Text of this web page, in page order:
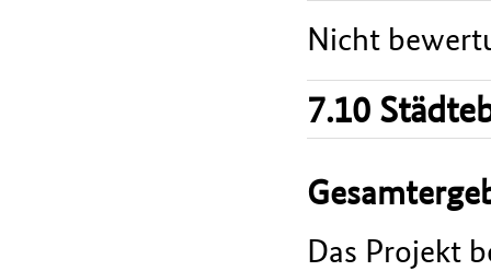
Nicht
7.10
Das Projekt